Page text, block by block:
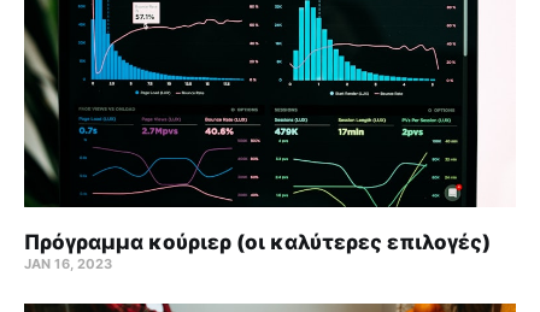
Πρόγραμμα κούριερ (οι καλύτερες επιλογές)
JAN 16, 2023